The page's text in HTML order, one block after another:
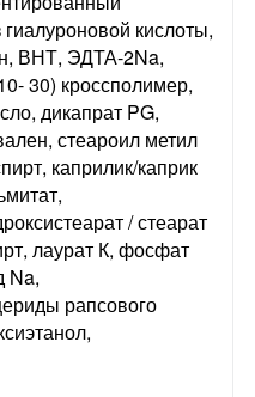
кислоты,
ВНТ, ЭДТА-2Na,
30) кроссполимер,
дикапрат PG,
стеароил метил
каприлик/каприк
/ стеарат
лаурат К, фосфат
Na,
рапсового